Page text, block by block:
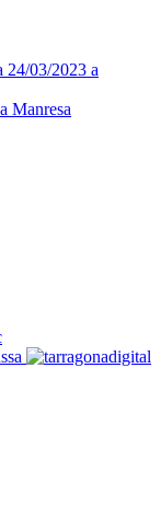
24/03/2023 a
Manresa